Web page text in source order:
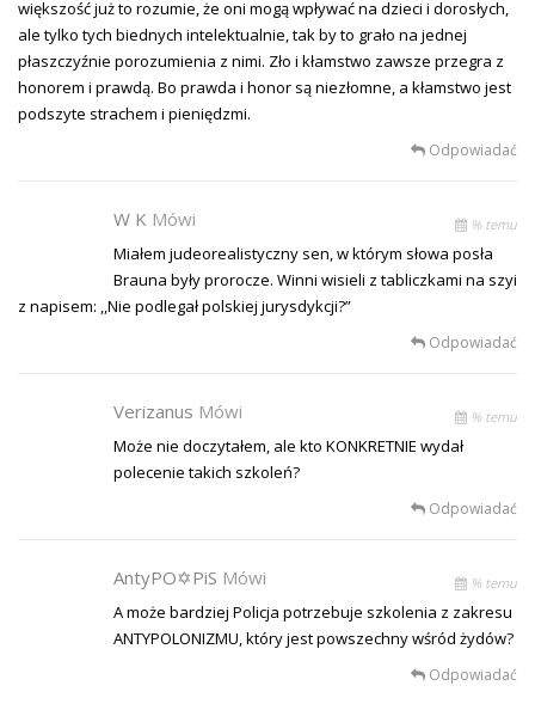
większość już to rozumie, że oni mogą wpływać na dzieci i dorosłych,
ale tylko tych biednych intelektualnie, tak by to grało na jednej
płaszczyźnie porozumienia z nimi. Zło i kłamstwo zawsze przegra z
honorem i prawdą. Bo prawda i honor są niezłomne, a kłamstwo jest
podszyte strachem i pieniędzmi.
Odpowiadać
W K Mówi % temu
Miałem judeorealistyczny sen, w którym słowa posła
Brauna były prorocze. Winni wisieli z tabliczkami na szyi
z napisem: ,,Nie podlegał polskiej jurysdykcji?”
Odpowiadać
Verizanus Mówi % temu
Może nie doczytałem, ale kto KONKRETNIE wydał
polecenie takich szkoleń?
Odpowiadać
AntyPO✡PiS Mówi % temu
A może bardziej Policja potrzebuje szkolenia z zakresu
ANTYPOLONIZMU, który jest powszechny wśród żydów?
Odpowiadać